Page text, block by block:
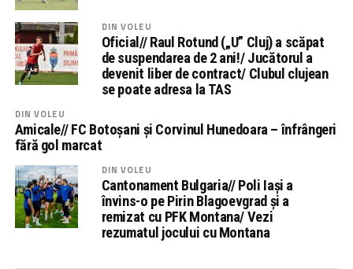
DIN VOLEU
Oficial// Raul Rotund („U” Cluj) a scăpat
de suspendarea de 2 ani!/ Jucătorul a
devenit liber de contract/ Clubul clujean
se poate adresa la TAS
DIN VOLEU
Amicale// FC Botoșani și Corvinul Hunedoara – înfrângeri
fără gol marcat
DIN VOLEU
Cantonament Bulgaria// Poli Iași a
învins-o pe Pirin Blagoevgrad și a
remizat cu PFK Montana/ Vezi
rezumatul jocului cu Montana